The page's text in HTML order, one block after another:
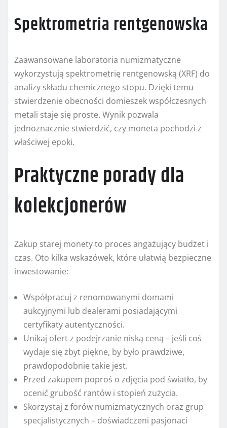
Spektrometria rentgenowska
Zaawansowane laboratoria numizmatyczne
wykorzystują spektrometrię rentgenowską (XRF) do
analizy składu chemicznego stopu. Dzięki temu
stwierdzenie obecności domieszek współczesnych
metali staje się proste. Wynik pozwala
jednoznacznie stwierdzić, czy moneta pochodzi z
właściwej epoki.
Praktyczne porady dla
kolekcjonerów
Zakup starej monety to proces angażujący budżet i
czas. Oto kilka wskazówek, które ułatwią bezpieczne
inwestowanie:
Współpracuj z renomowanymi domami
aukcyjnymi lub dealerami posiadającymi
certyfikaty autentyczności.
Unikaj ofert z podejrzanie niską ceną – jeśli coś
wydaje się zbyt piękne, by było prawdziwe,
prawdopodobnie takie jest.
Przed zakupem poproś o zdjęcia pod światło, by
ocenić grubość rantów i stopień zużycia.
Skorzystaj z forów numizmatycznych oraz grup
specjalistycznych – doświadczeni pasjonaci